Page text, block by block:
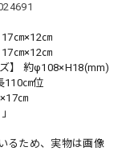
㎝×12㎝
㎝×12㎝
】 約φ108×H18(mm)
㎝位
㎝
るため、実物は画像